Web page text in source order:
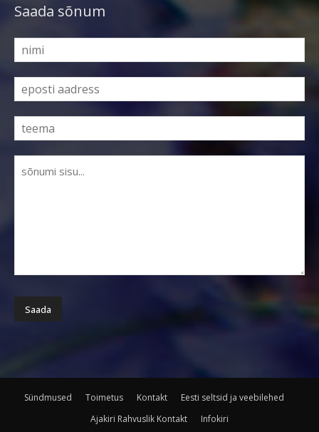
Saada sõnum
Sündmused Toimetus Kontakt
Eesti seltsid ja veebilehed
Ajakiri Rahvuslik Kontakt
Infokiri